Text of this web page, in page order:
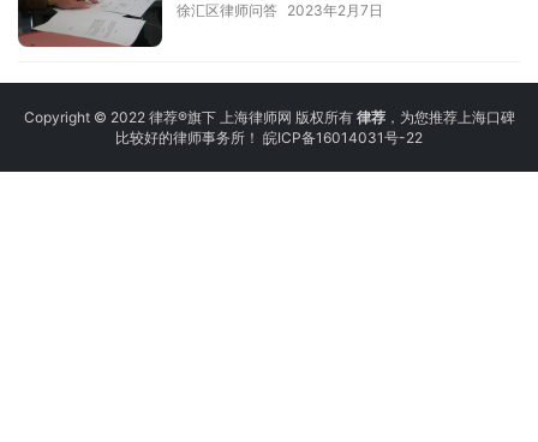
徐汇区律师问答 2023年2月7日
Copyright © 2022 律荐®旗下 上海律师网 版权所有 律荐，为您推荐上海口碑
比较好的律师事务所！ 皖ICP备16014031号-22